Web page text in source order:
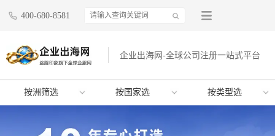
400-680-8581
企业出海网-全球公司注册一站式平台
按洲筛选 按国家选 按类型选